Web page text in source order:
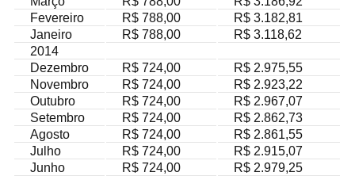
Fevereiro
R$ 788,00
R$ 3.182,81
Janeiro
R$ 788,00
R$ 3.118,62
2014
Dezembro
R$ 724,00
R$ 2.975,55
Novembro
R$ 724,00
R$ 2.923,22
Outubro
R$ 724,00
R$ 2.967,07
Setembro
R$ 724,00
R$ 2.862,73
Agosto
R$ 724,00
R$ 2.861,55
Julho
R$ 724,00
R$ 2.915,07
Junho
R$ 724,00 R$ 2.979,25